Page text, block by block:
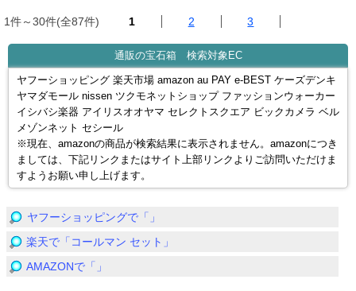
1件～30件(全87件) 1 2 3
通販の宝石箱 検索対象EC
ヤフーショッピング 楽天市場 amazon au PAY e-BEST ケーズデンキ
ヤマダモール nissen ツクモネットショップ ファッションウォーカー
イシバシ楽器 アイリスオオヤマ セレクトスクエア ビックカメラ ベル
メゾンネット セシール
※現在、amazonの商品が検索結果に表示されません。amazonにつき
ましては、下記リンクまたはサイト上部リンクよりご訪問いただけま
すようお願い申し上げます。
ヤフーショッピングで「」
楽天で「コールマン セット」
AMAZONで「」